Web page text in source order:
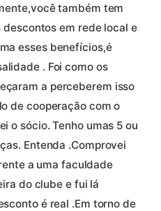
também tem
em rede local e
esses benefícios,é
. Foi como os
a perceberem isso
de cooperação com o
o sócio. Tenho umas 5 ou
Entenda .Comprovei
a uma faculdade
do clube e fui lá
é real .Em torno de